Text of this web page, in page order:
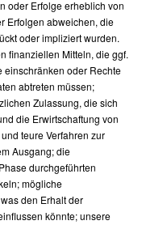
oder Erfolge erheblich von
Erfolgen abweichen, die
oder impliziert wurden.
finanziellen Mitteln, die ggf.
einschränken oder Rechte
abtreten müssen;
Zulassung, die sich
die Erwirtschaftung von
teure Verfahren zur
Ausgang; die
durchgeführten
mögliche
den Erhalt der
könnte; unsere